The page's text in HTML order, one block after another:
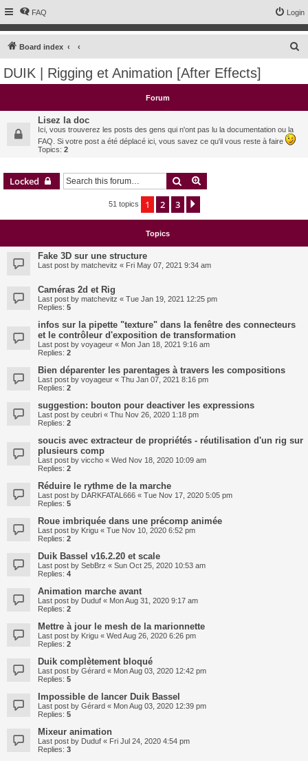
FAQ Login
Board index
c
DUIK | Rigging et Animation [After Effects]
Forum
Lisez la doc
Ici, vous trouverez les posts des gens qui n'ont pas lu la documentation ou la
FAQ. Si votre post a été déplacé ici, vous savez ce qu'il vous reste à faire
Topics: 2
Locked Search
51 topics 1 2 3
Topics
Fake 3D sur une structure
Last post by matchevitz « Fri May 07, 2021 9:34 am
Caméras 2d et Rig
Last post by matchevitz « Tue Jan 19, 2021 12:25 pm
Replies: 5
infos sur la pipette "texture" dans la fenêtre des connecteurs
et le contrôleur d'exposition de transformation
Last post by voyageur « Mon Jan 18, 2021 9:16 am
Replies: 2
Bien déparenter les parentages à travers les compositions
Last post by voyageur « Thu Jan 07, 2021 8:16 pm
Replies: 2
suggestion: bouton pour deactiver les expressions
Last post by ceubri « Thu Nov 26, 2020 1:18 pm
Replies: 2
soucis avec extracteur de propriétés - réutilisation d'un rig sur
plusieurs comp
Last post by viccho « Wed Nov 18, 2020 10:09 am
Replies: 2
Réduire le rythme de la marche
Last post by DARKFATAL666 « Tue Nov 17, 2020 5:05 pm
Replies: 5
Roue imbriquée dans une précomp animée
Last post by Krigu « Tue Nov 10, 2020 6:52 pm
Replies: 2
Duik Bassel v16.2.20 et scale
Last post by SebBrz « Sun Oct 25, 2020 10:53 am
Replies: 4
Animation marche avant
Last post by Duduf « Mon Aug 31, 2020 9:17 am
Replies: 2
Mettre à jour le mesh de la marionnette
Last post by Krigu « Wed Aug 26, 2020 6:26 pm
Replies: 2
Duik complètement bloqué
Last post by Gérard « Mon Aug 03, 2020 12:42 pm
Replies: 5
Impossible de lancer Duik Bassel
Last post by Gérard « Mon Aug 03, 2020 12:39 pm
Replies: 5
Mixeur animation
Last post by Duduf « Fri Jul 24, 2020 4:54 pm
Replies: 3